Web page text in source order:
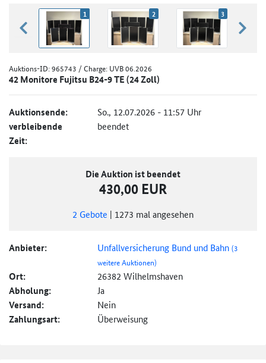
zurück blättern
1 2 3
Auktions-ID:965743 / Charge: UVB 06.2026
42 Monitore Fujitsu B24-9 TE (24 Zoll)
Auktionsende: So., 12.07.2026 - 11:57 Uhr
verbleibende
Zeit:
beendet
Die Auktion ist beendet
430,00 EUR
2 Gebote | 1273 mal angesehen
Anbieter: Unfallversicherung Bund und Bahn(3
weitere Auktionen)
Ort: 26382 Wilhelmshaven
Abholung: Ja
Versand: Nein
Zahlungsart: Überweisung